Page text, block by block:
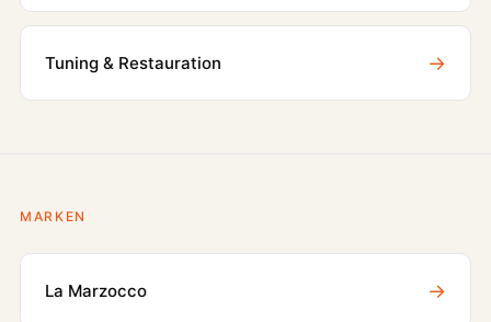
Tuning & Restauration →
MARKEN
La Marzocco →